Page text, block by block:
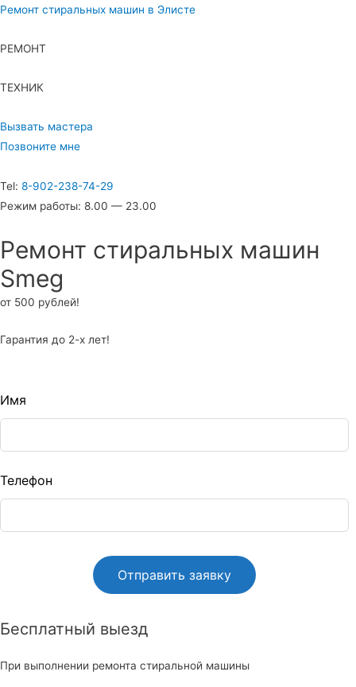
Ремонт стиральных машин в Элисте
РЕМОНТ
ТЕХНИК
Вызвать мастера
Позвоните мне
Tel: 8-902-238-74-29
Режим работы: 8.00 — 23.00
Ремонт стиральных машин
Smeg
от 500 рублей!
Гарантия до 2-х лет!
Имя
Телефон
Бесплатный выезд
При выполнении ремонта стиральной машины